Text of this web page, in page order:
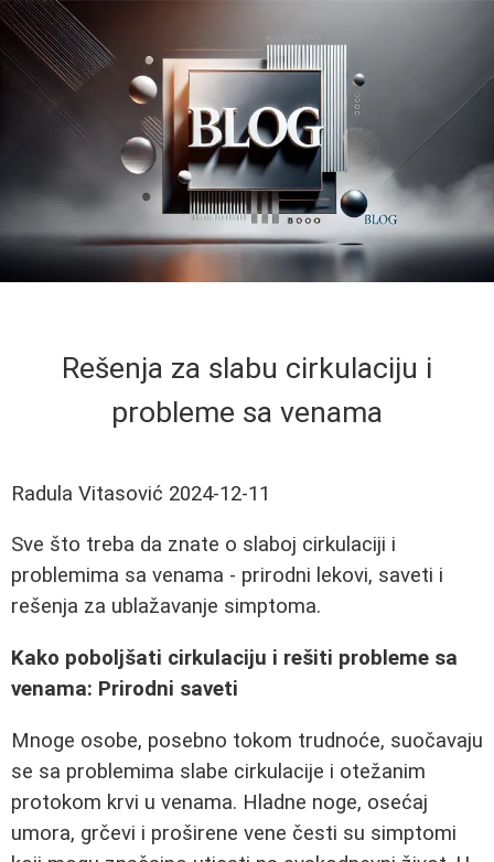
Rešenja za slabu cirkulaciju i
probleme sa venama
Radula Vitasović 2024-12-11
Sve što treba da znate o slaboj cirkulaciji i
problemima sa venama - prirodni lekovi, saveti i
rešenja za ublažavanje simptoma.
Kako poboljšati cirkulaciju i rešiti probleme sa
venama: Prirodni saveti
Mnoge osobe, posebno tokom trudnoće, suočavaju
se sa problemima slabe cirkulacije i otežanim
protokom krvi u venama. Hladne noge, osećaj
umora, grčevi i proširene vene česti su simptomi